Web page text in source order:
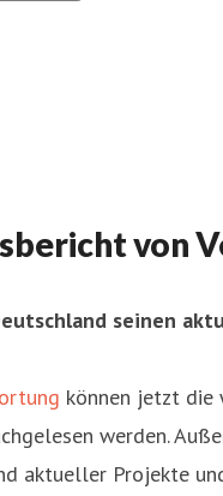
von
seinen
können jetzt die
werden.
aktueller Projekte